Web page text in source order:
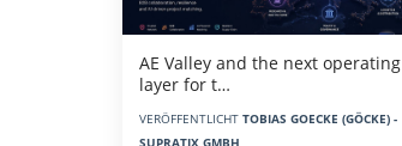
AE Valley and the next operating
layer for t…
VERÖFFENTLICHT TOBIAS GOECKE (GÖCKE) -
SUPRATIX GMBH